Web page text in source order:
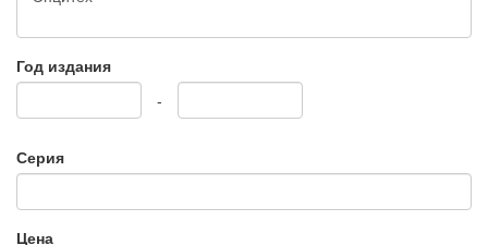
Год издания
-
Серия
Цена